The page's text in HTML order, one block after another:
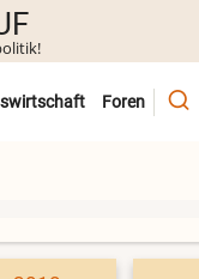
Foren